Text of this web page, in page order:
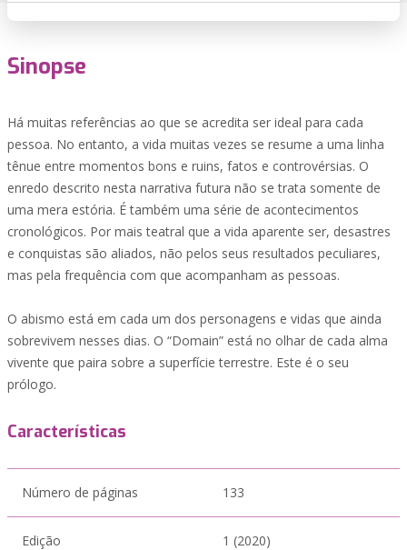
Sinopse
Há muitas referências ao que se acredita ser ideal para cada
pessoa. No entanto, a vida muitas vezes se resume a uma linha
tênue entre momentos bons e ruins, fatos e controvérsias. O
enredo descrito nesta narrativa futura não se trata somente de
uma mera estória. É também uma série de acontecimentos
cronológicos. Por mais teatral que a vida aparente ser, desastres
e conquistas são aliados, não pelos seus resultados peculiares,
mas pela frequência com que acompanham as pessoas.
O abismo está em cada um dos personagens e vidas que ainda
sobrevivem nesses dias. O “Domain” está no olhar de cada alma
vivente que paira sobre a superfície terrestre. Este é o seu
prólogo.
Características
Número de páginas 133
Edição 1 (2020)